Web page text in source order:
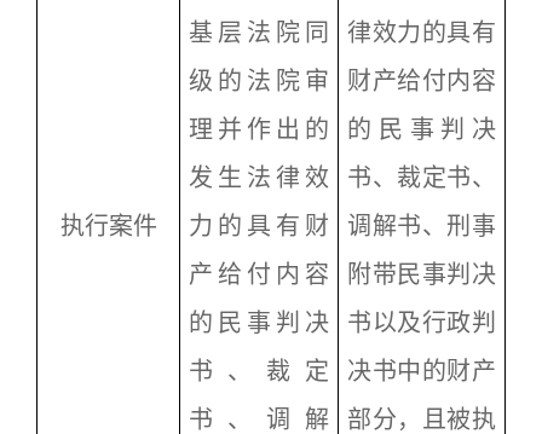
执行案件
基层法院同
级的法院审
理并作出的
发生法律效
力的具有财
产给付内容
的民事判决
书、裁定
书、调解
律效力的具有
财产给付内容
的民事判决
书、裁定书、
调解书、刑事
附带民事判决
书以及行政判
决书中的财产
部分，且被执